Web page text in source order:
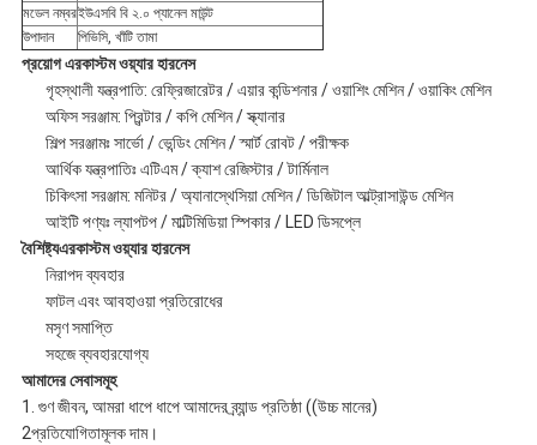
মডেল নম্বরইউএসবি বি ২.০ প্যানেল মাউন্ট
উপাদান
পিভিসি, খাঁটি তামা
প্রয়োগএরকাস্টম ওয়্যার হারনেস
গৃহস্থালী যন্ত্রপাতি: রেফ্রিজারেটর / এয়ার কন্ডিশনার / ওয়াশিং মেশিন / ওয়াকিং মেশিন
অফিস সরঞ্জাম: প্রিন্টার / কপি মেশিন / স্ক্যানার
শিল্প সরঞ্জামঃ সার্ভো / ভেন্ডিং মেশিন / স্মার্ট রোবট / পরীক্ষক
আর্থিক যন্ত্রপাতিঃ এটিএম / ক্যাশ রেজিস্টার / টার্মিনাল
চিকিৎসা সরঞ্জাম: মনিটর / অ্যানাস্থেসিয়া মেশিন / ডিজিটাল আল্ট্রাসাউন্ড মেশিন
আইটি পণ্যঃ ল্যাপটপ / মাল্টিমিডিয়া স্পিকার / LED ডিসপ্লে
বৈশিষ্ট্যএরকাস্টম ওয়্যার হারনেস
নিরাপদ ব্যবহার
ফাটল এবং আবহাওয়া প্রতিরোধের
মসৃণ সমাপ্তি
সহজে ব্যবহারযোগ্য
আমাদের সেবাসমূহ
1. গুণ জীবন, আমরা ধাপে ধাপে আমাদের ব্র্যান্ড প্রতিষ্ঠা ((উচ্চ মানের)
2প্রতিযোগিতামূলক দাম।